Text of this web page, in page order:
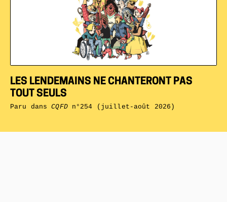
LES LENDEMAINS NE CHANTERONT PAS
TOUT SEULS
Paru dansCQFDn°254 (juillet-août 2026)